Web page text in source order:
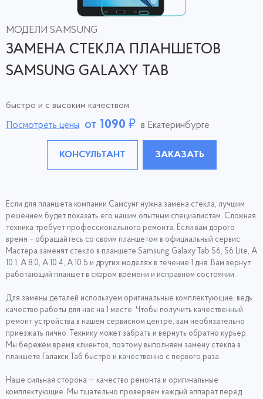
МОДЕЛИ SAMSUNG
ЗАМЕНА CТЕКЛА ПЛАНШЕТОВ
SAMSUNG GALAXY TAB
быстро и с высоким качеством
Посмотреть цены от 1090 ₽ в Екатеринбурге
КОНСУЛЬТАНТ ЗАКАЗАТЬ
Если для планшета компании Самсунг нужна замена стекла, лучшим
решением будет показать его нашим опытным специалистам. Сложная
техника требует профессионального ремонта. Если вам дорого
время – обращайтесь со своим планшетом в официальный сервис.
Мастера заменят стекло в планшете Samsung Galaxy Tab S6, S6 Lite, A
10.1, A 8.0, A 10.4, A 10.5 и других моделях в течение 1 дня. Вам вернут
работающий планшет в скором времени и исправном состоянии.
Для замены деталей используем оригинальные комплектующие, ведь
качество работы для нас на 1 месте. Чтобы получить качественный
ремонт устройства в нашем сервисном центре, вам необязательно
приезжать лично. Технику может забрать и вернуть обратно курьер.
Мы бережём время клиентов, поэтому выполняем замену стекла в
планшете Галакси Таб быстро и качественно с первого раза.
Наше сильная сторона — качество ремонта и оригинальные
комплектующие. Мы тщательно проверяем каждый аппарат перед